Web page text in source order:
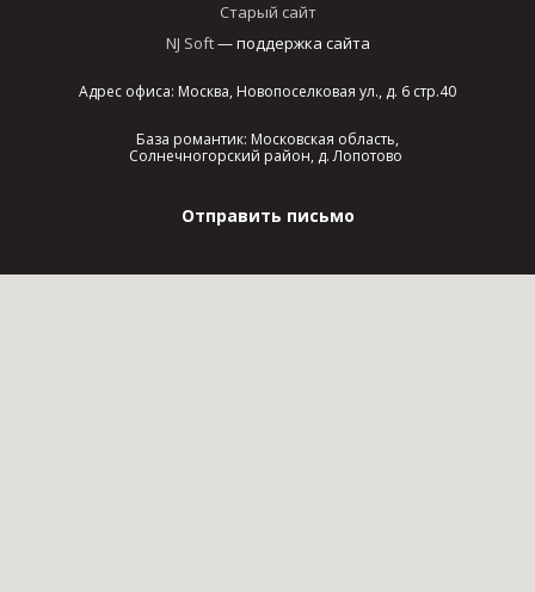
Старый сайт
NJ Soft— поддержка сайта
Адрес офиса: Москва, Новопоселковая ул., д. 6 стр.40
База романтик: Московская область,
Солнечногорский район, д. Лопотово
Отправить письмо